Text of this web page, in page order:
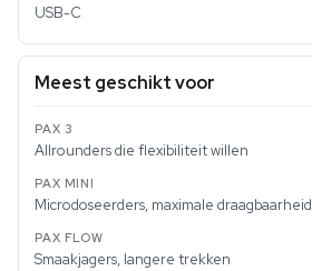
USB-C
Meest geschikt voor
Allrounders die flexibiliteit willen
Microdoseerders, maximale draagbaarheid
Smaakjagers, langere trekken